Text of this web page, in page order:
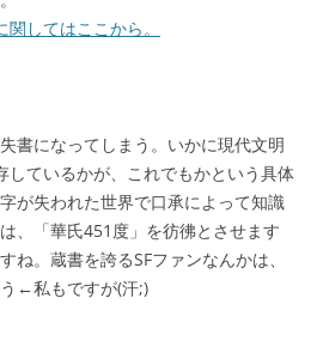
関してはここから。
書になってしまう。いかに現代文明
しているかが、これでもかという具体
が失われた世界で口承によって知識
、「華氏451度」を彷彿とさせます
ね。蔵書を誇るSFファンなんかは、
←私もですが(汗;)